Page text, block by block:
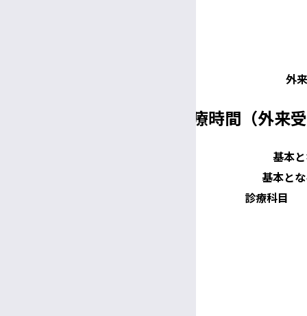
外
診療科目、診療日及び診療時間（外来
基本
基本と
診療科目